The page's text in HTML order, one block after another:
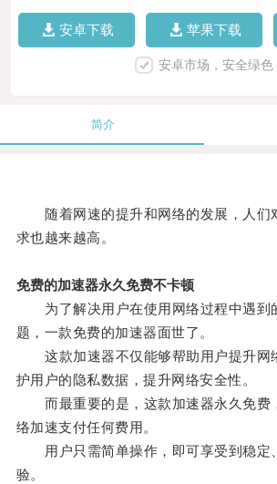
安卓下载 苹果下载
安卓市场，安全绿色
简介
随着网速的提升和网络的发展，人们
求也越来越高。
免费的加速器永久免费不卡顿
为了解决用户在使用网络过程中遇到
题，一款免费的加速器面世了。
这款加速器不仅能够帮助用户提升网
护用户的隐私数据，提升网络安全性。
而最重要的是，这款加速器永久免费
络加速支付任何费用。
用户只需简单操作，即可享受到稳定
验。